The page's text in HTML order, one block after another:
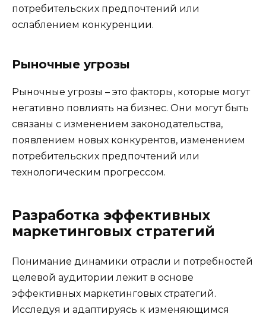
потребительских предпочтений или
ослаблением конкуренции.
Рыночные угрозы
Рыночные угрозы – это факторы, которые могут
негативно повлиять на бизнес. Они могут быть
связаны с изменением законодательства,
появлением новых конкурентов, изменением
потребительских предпочтений или
технологическим прогрессом.
Разработка эффективных
маркетинговых стратегий
Понимание динамики отрасли и потребностей
целевой аудитории лежит в основе
эффективных маркетинговых стратегий.
Исследуя и адаптируясь к изменяющимся